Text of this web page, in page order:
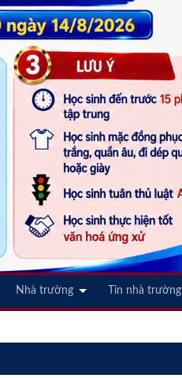
Nhà trường Tin nhà trường